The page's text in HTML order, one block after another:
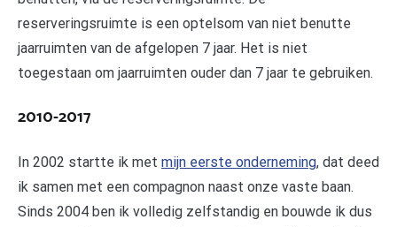
reserveringsruimte is een optelsom van niet benutte
jaarruimten van de afgelopen 7 jaar. Het is niet
toegestaan om jaarruimten ouder dan 7 jaar te gebruiken.
2010-2017
In 2002 startte ik met mijn eerste onderneming, dat deed
ik samen met een compagnon naast onze vaste baan.
Sinds 2004 ben ik volledig zelfstandig en bouwde ik dus